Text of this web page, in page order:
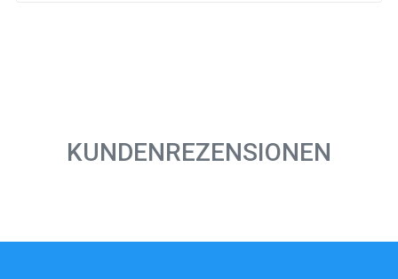
KUNDENREZENSIONEN